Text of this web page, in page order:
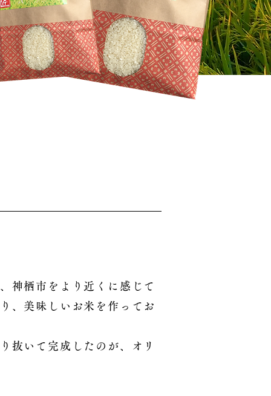
神栖市をより近くに感じて
、美味しいお米を作ってお
抜いて完成したのが、オリ